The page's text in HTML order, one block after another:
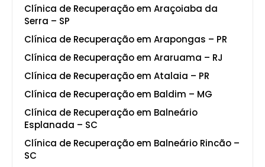
Clínica de Recuperação em Araçoiaba da
Serra – SP
Clínica de Recuperação em Arapongas – PR
Clínica de Recuperação em Araruama – RJ
Clínica de Recuperação em Atalaia – PR
Clínica de Recuperação em Baldim – MG
Clínica de Recuperação em Balneário
Esplanada – SC
Clínica de Recuperação em Balneário Rincão –
SC